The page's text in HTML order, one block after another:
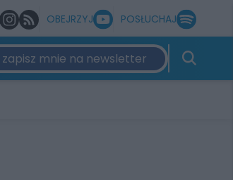
OBEJRZYJ POSŁUCHAJ
zapisz mnie na newsletter